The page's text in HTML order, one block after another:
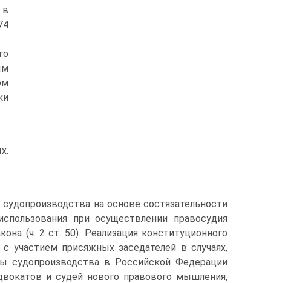
на основе состязательности
при осуществлении правосудия
(ч. 2 ст. 50). Реализация конституционного
участием присяжных заседателей в случаях,
судопроизводства в Российской Федерации
и судей нового правового мышления,